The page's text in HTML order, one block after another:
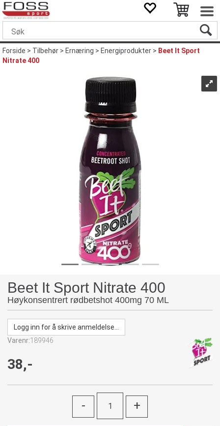
Forside>Tilbehør>Ernæring>Energiprodukter> Beet It Sport
Nitrate 400
Beet It Sport Nitrate 400
Høykonsentrert rødbetshot 400mg 70 ML
Logg inn for å skrive anmeldelse...
Varenr:189946
38,-
- +